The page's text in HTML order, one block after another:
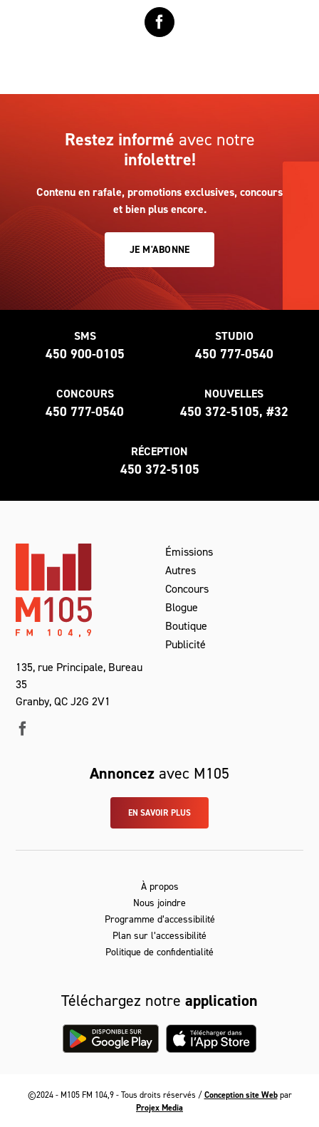
Restez informé avec notre
infolettre!
Contenu en rafale, promotions exclusives, concours
et bien plus encore.
JE M'ABONNE
SMS
450 900-0105
STUDIO
450 777-0540
CONCOURS
450 777-0540
NOUVELLES
450 372-5105, #32
RÉCEPTION
450 372-5105
135, rue Principale, Bureau
35
Granby, QC J2G 2V1
Émissions
Autres
Concours
Blogue
Boutique
Publicité
Annoncez avec M105
EN SAVOIR PLUS
À propos
Nous joindre
Programme d’accessibilité
Plan sur l’accessibilité
Politique de confidentialité
Téléchargez notre application
©2024 - M105 FM 104,9 - Tous droits réservés /Conception site Webpar
Projex Media